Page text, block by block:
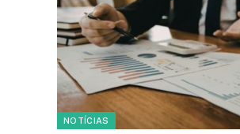
NOTÍCIAS